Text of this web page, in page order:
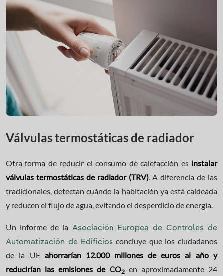
Válvulas termostáticas de radiador
Otra forma de reducir el consumo de calefacción es instalar
válvulas termostáticas de radiador (TRV). A diferencia de las
tradicionales, detectan cuándo la habitación ya está caldeada
y reducen el flujo de agua, evitando el desperdicio de energía.
Un informe de la Asociación Europea de Controles de
Automatización de Edificios concluye que los ciudadanos
de la UE ahorrarían 12.000 millones de euros al año y
reducirían las emisiones de CO2en aproximadamente 24